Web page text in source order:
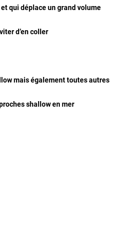
qui déplace un grand volume
d’en coller
mais également toutes autres
shallow en mer